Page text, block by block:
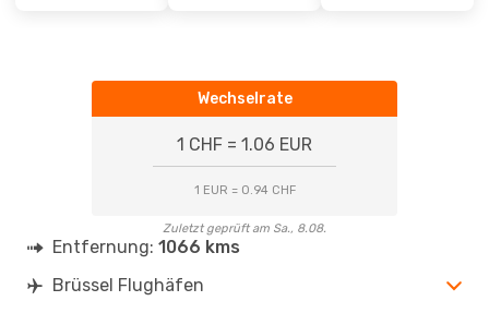
Wechselrate
1 CHF = 1.06 EUR
1 EUR = 0.94 CHF
Zuletzt geprüft am Sa., 8.08.
Entfernung: 1066 kms
Brüssel Flughäfen